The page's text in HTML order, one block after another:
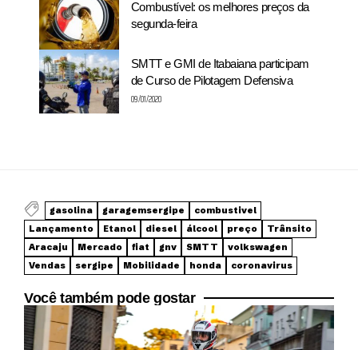
Combustível: os melhores preços da
segunda-feira
SMTT e GMI de Itabaiana participam
de Curso de Pilotagem Defensiva
09/01/2020
gasolina garagemsergipe
combustivel
Lançamento
Etanol diesel álcool preço
Trânsito
Aracaju
Mercado fiat gnv SMTT
volkswagen
Vendas
sergipe Mobilidade honda coronavirus
Você também pode gostar